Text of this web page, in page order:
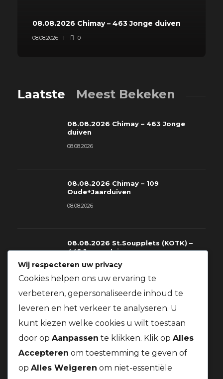
08.08.2026 Chimay – 463 Jonge duiven
08.08.2026 0
Laatste Meest Bekeken
08.08.2026 Chimay – 463 Jonge
duiven
08.08.2026
08.08.2026 Chimay – 109
Oude+Jaarduiven
08.08.2026
08.08.2026 St.Soupplets (KOTK) –
445 Jonge duiven
08.08.2026
Oude+Jaarduiven
08.08.2026
Wij respecteren uw privacy
Cookies helpen ons uw ervaring te
verbeteren, gepersonaliseerde inhoud te
leveren en het verkeer te analyseren. U
kunt kiezen welke cookies u wilt toestaan
door op Aanpassen te klikken. Klik op Alles
Accepteren om toestemming te geven of
op Alles Weigeren om niet-essentiële